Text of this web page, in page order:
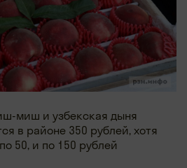
миш и узбекская дыня
в районе 350 рублей, хотя
50, и по 150 рублей